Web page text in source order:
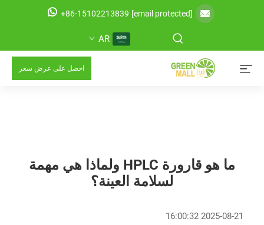
[email protected]
+86-15102213839
AR
احصل على عرض سعر
ما هو قارورة HPLC ولماذا هي مهمة
لسلامة العينة؟
2025-08-21 16:00:32